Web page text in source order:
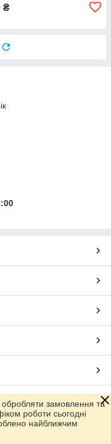
₴
замовлення та
роботи сьогодні
найближчим